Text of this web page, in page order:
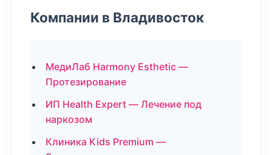
Компании в Владивосток
МедиЛаб Harmony Esthetic —
Протезирование
ИП Health Expert — Лечение под
наркозом
Клиника Kids Premium —